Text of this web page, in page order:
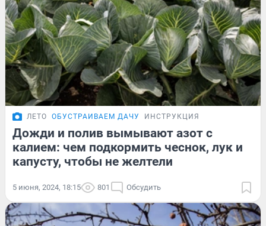
ЛЕТО ОБУСТРАИВАЕМ ДАЧУ ИНСТРУКЦИЯ
Дожди и полив вымывают азот с
калием: чем подкормить чеснок, лук и
капусту, чтобы не желтели
5 июня, 2024, 18:15 801 Обсудить